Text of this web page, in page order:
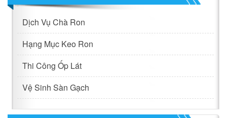
Dịch Vụ Chà Ron
Hạng Mục Keo Ron
Thi Công Ốp Lát
Vệ Sinh Sàn Gạch